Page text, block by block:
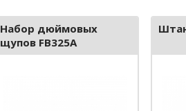
Набор дюймовых
щупов FB325A